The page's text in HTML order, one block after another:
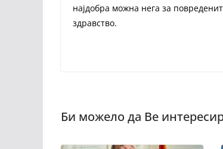
најдобра можна нега за
здравство.